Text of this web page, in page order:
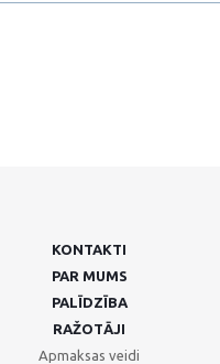
KONTAKTI
PAR MUMS
PALĪDZĪBA
RAŽOTĀJI
Apmaksas veidi